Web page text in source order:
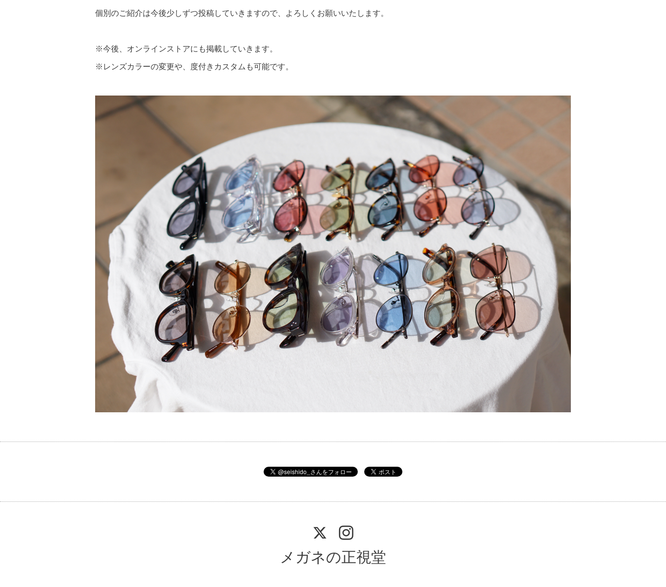
個別のご紹介は今後少しずつ投稿していきますので、よろしくお願いいたします。
※今後、オンラインストアにも掲載していきます。
※レンズカラーの変更や、度付きカスタムも可能です。
メガネの正視堂